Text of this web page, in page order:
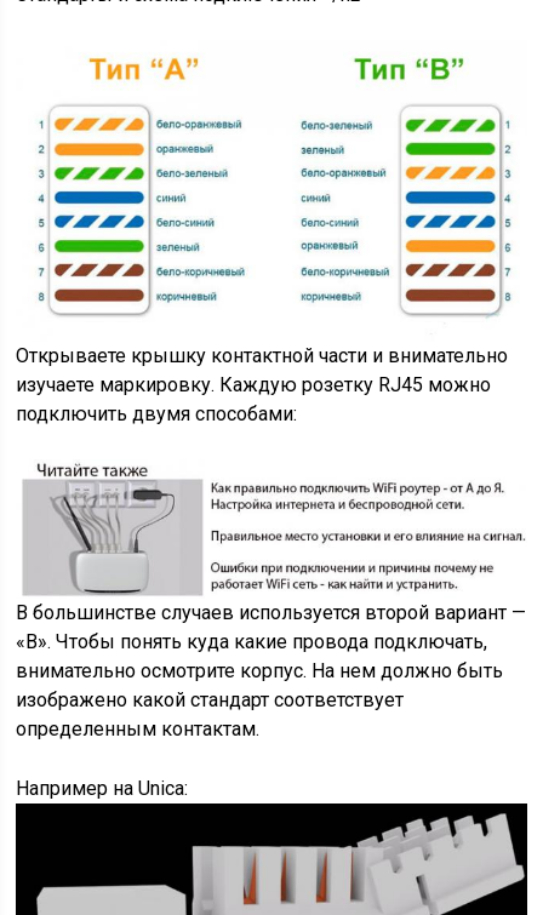
Открываете крышку контактной части и внимательно
изучаете маркировку. Каждую розетку RJ45 можно
подключить двумя способами:
В большинстве случаев используется второй вариант —
«B». Чтобы понять куда какие провода подключать,
внимательно осмотрите корпус. На нем должно быть
изображено какой стандарт соответствует
определенным контактам.
Например на Unica: